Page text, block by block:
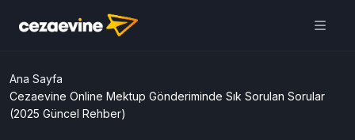
Cezaevine Mektup | Online
Mektup Yazdır ve Cezaevine
uygulamamızı kullanın